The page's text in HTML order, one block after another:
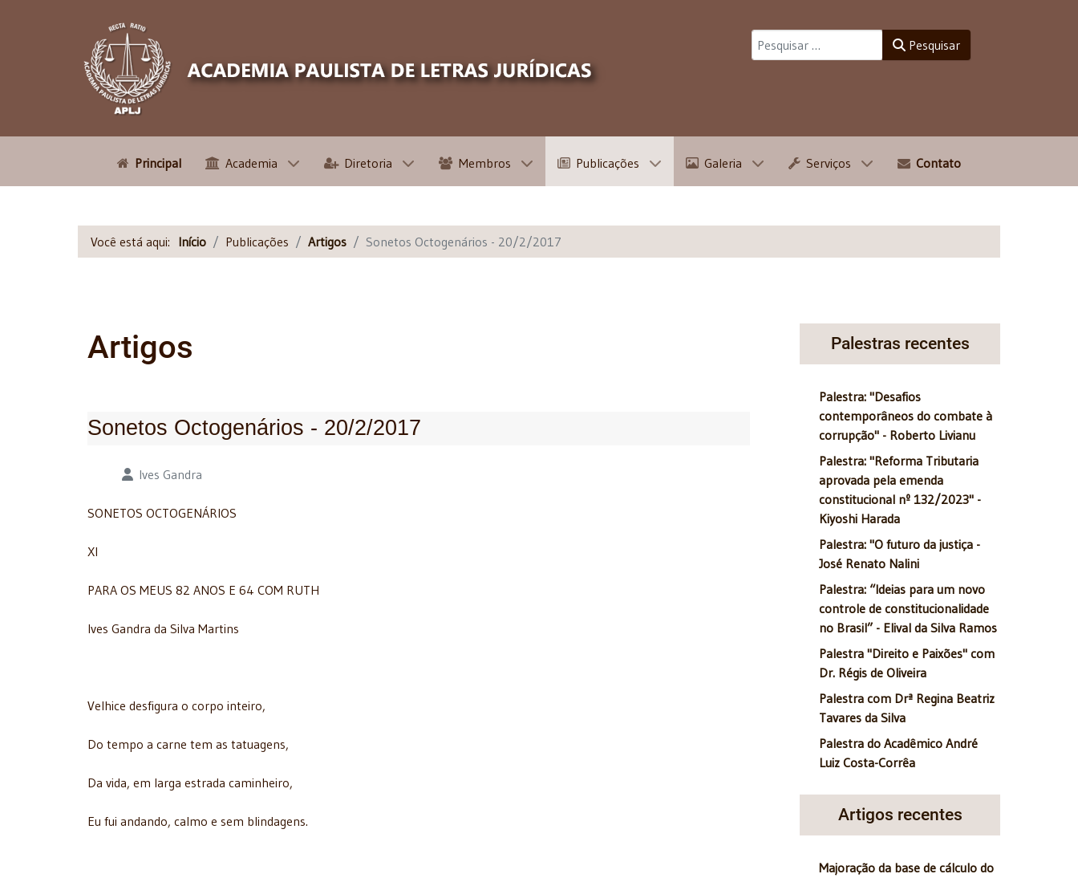
Pesquisar
Principal Academia Diretoria Membros Publicações Galeria Serviços Contato
Você está aqui: Início Publicações Artigos Sonetos Octogenários - 20/2/2017
Artigos
Sonetos Octogenários - 20/2/2017
Detalhes Ives Gandra
SONETOS OCTOGENÁRIOS
XI
PARA OS MEUS 82 ANOS E 64 COM RUTH
Ives Gandra da Silva Martins
Velhice desfigura o corpo inteiro,
Do tempo a carne tem as tatuagens,
Da vida, em larga estrada caminheiro,
Eu fui andando, calmo e sem blindagens.
Palestras recentes
Palestra: "Desafios
contemporâneos do combate à
corrupção" - Roberto Livianu
Palestra: "Reforma Tributaria
aprovada pela emenda
constitucional nº 132/2023" -
Kiyoshi Harada
Palestra: "O futuro da justiça -
José Renato Nalini
Palestra: “Ideias para um novo
controle de constitucionalidade
no Brasil” - Elival da Silva Ramos
Palestra "Direito e Paixões" com
Dr. Régis de Oliveira
Palestra com Drª Regina Beatriz
Tavares da Silva
Palestra do Acadêmico André
Luiz Costa-Corrêa
Artigos recentes
Majoração da base de cálculo do